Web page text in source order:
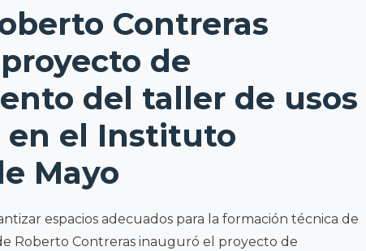
Contreras
de
del taller de usos
el Instituto
Mayo
espacios adecuados para la formación técnica de
Roberto Contreras inauguró el proyecto de